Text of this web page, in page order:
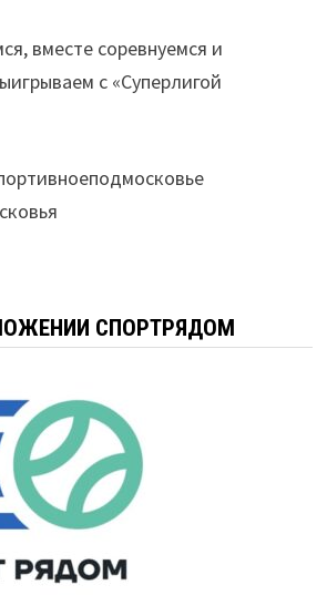
вместе соревнуемся и
с «Суперлигой
СПОРТРЯДОМ